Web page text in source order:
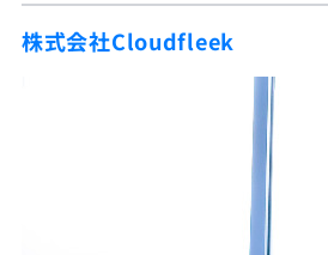
イベント・セ
インタビュー
就活成功ガイド
株式会社Cloudfleek